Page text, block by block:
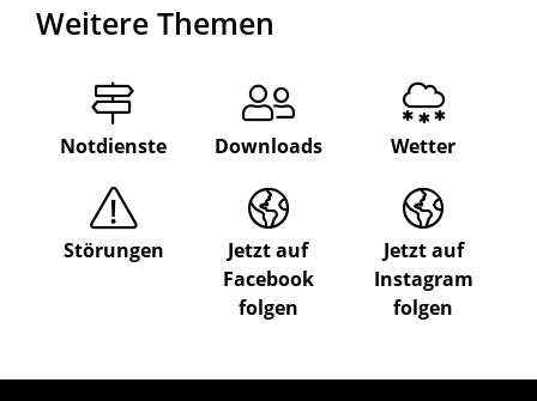
Weitere Themen
Notdienste Downloads Wetter
Störungen
Jetzt auf
Facebook
folgen
Jetzt auf
Instagram
folgen